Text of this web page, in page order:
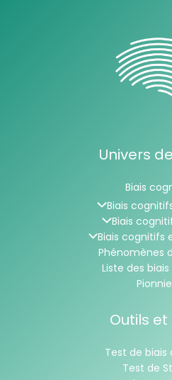
Univers
Biais
Biais
Biais
Biais cognitifs
Phénomènes
Liste des
Outils
Test de biais
Test de